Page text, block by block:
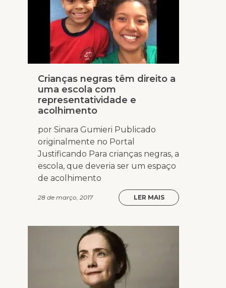
Crianças negras têm direito a
uma escola com
representatividade e
acolhimento
por Sinara Gumieri Publicado
originalmente no Portal
Justificando Para crianças negras, a
escola, que deveria ser um espaço
de acolhimento
28 de março, 2017 LER MAIS